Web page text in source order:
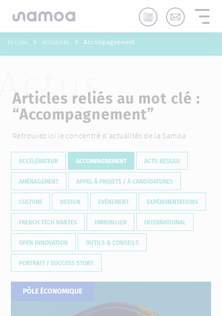
Accueil Actualités Accompagnement
Articles reliés au mot clé :
“Accompagnement”
Retrouvez ici le concentré d'actualités de la Samoa
ACCÉLÉRATEUR ACCOMPAGNEMENT ACTU RÉSEAU
AMÉNAGEMENT APPEL À PROJETS / À CANDIDATURES
CULTURE DESIGN EVÉNEMENT EXPÉRIMENTATIONS
FRENCH TECH NANTES IMMOBILIER INTERNATIONAL
OPEN INNOVATION OUTILS & CONSEILS
PORTRAIT / SUCCESS STORY
PÔLE ÉCONOMIQUE